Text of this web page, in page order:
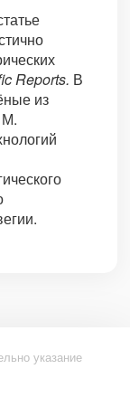
Reports. В
из
М.
указание